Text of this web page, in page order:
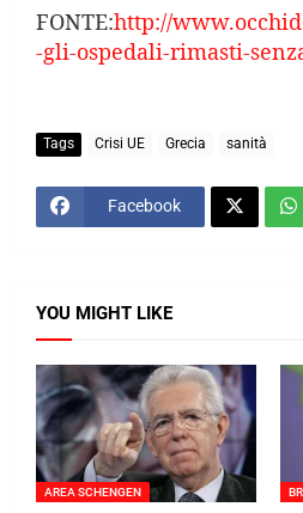
FONTE:http://
-gli-ospedali-rimasti-
Tags Crisi UE Grecia sanità
Facebook
YOU MIGHT LIKE
AREA SCHENGEN